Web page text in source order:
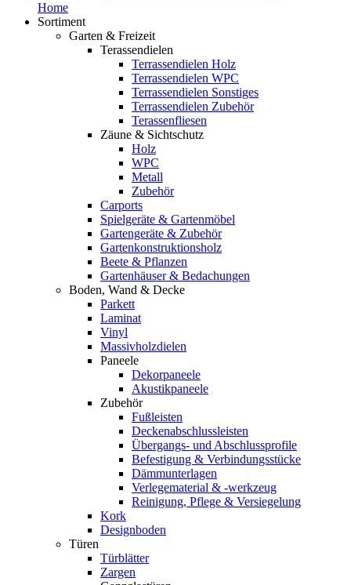
Home
Sortiment
Garten & Freizeit
Terassendielen
Terrassendielen Holz
Terrassendielen WPC
Terrassendielen Sonstiges
Terrassendielen Zubehör
Terassenfliesen
Zäune & Sichtschutz
Holz
WPC
Metall
Zubehör
Carports
Spielgeräte & Gartenmöbel
Gartengeräte & Zubehör
Gartenkonstruktionsholz
Beete & Pflanzen
Gartenhäuser & Bedachungen
Boden, Wand & Decke
Parkett
Laminat
Vinyl
Massivholzdielen
Paneele
Dekorpaneele
Akustikpaneele
Zubehör
Fußleisten
Deckenabschlussleisten
Übergangs- und Abschlussprofile
Befestigung & Verbindungsstücke
Dämmunterlagen
Verlegematerial & -werkzeug
Reinigung, Pflege & Versiegelung
Kork
Designboden
Türen
Türblätter
Zargen